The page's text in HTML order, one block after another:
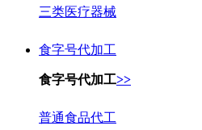
三类医疗器械
食字号代加工
食字号代加工>>
普通食品代工